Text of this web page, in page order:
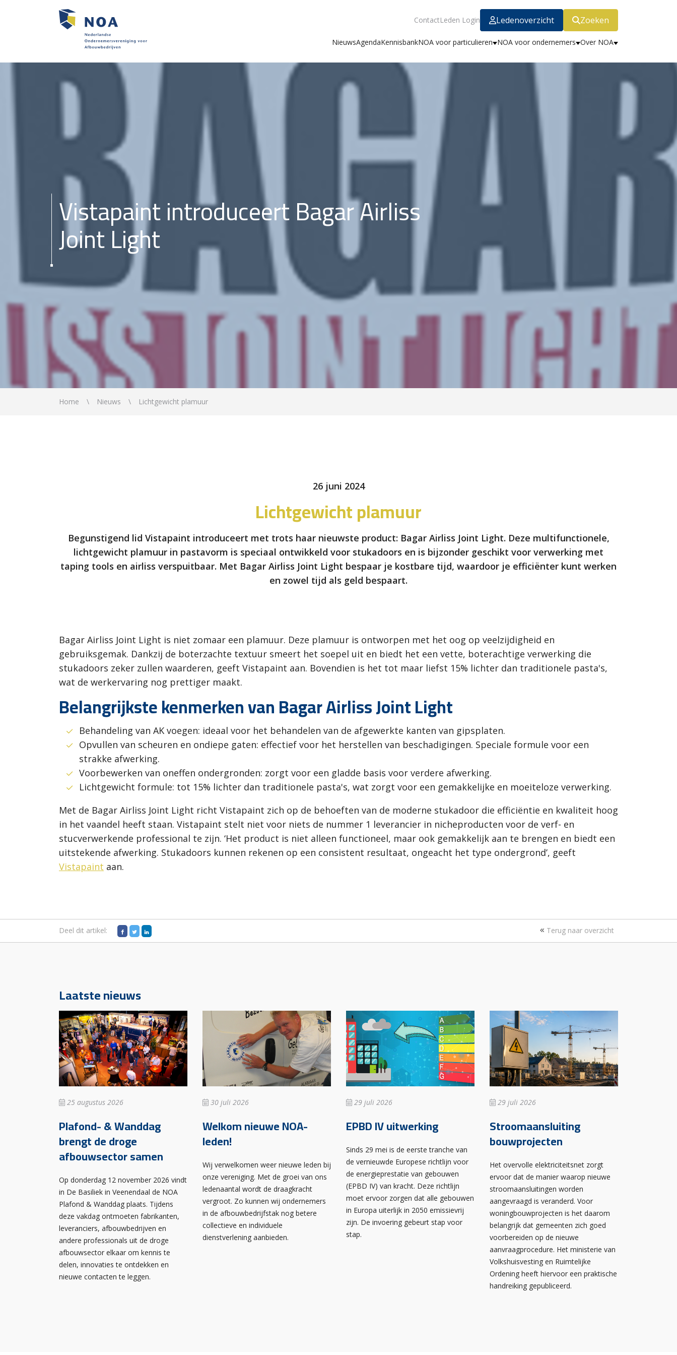
ContactLeden Login Ledenoverzicht Zoeken
NieuwsAgendaKennisbankNOA voor particulieren NOA voor ondernemers Over NOA
Vistapaint introduceert Bagar Airliss
Joint Light
Home Nieuws Lichtgewicht plamuur
26 juni 2024
Lichtgewicht plamuur
Begunstigend lid Vistapaint introduceert met trots haar nieuwste product: Bagar Airliss Joint Light. Deze multifunctionele,
lichtgewicht plamuur in pastavorm is speciaal ontwikkeld voor stukadoors en is bijzonder geschikt voor verwerking met
taping tools en airliss verspuitbaar. Met Bagar Airliss Joint Light bespaar je kostbare tijd, waardoor je efficiënter kunt werken
en zowel tijd als geld bespaart.
Bagar Airliss Joint Light is niet zomaar een plamuur. Deze plamuur is ontworpen met het oog op veelzijdigheid en
gebruiksgemak. Dankzij de boterzachte textuur smeert het soepel uit en biedt het een vette, boterachtige verwerking die
stukadoors zeker zullen waarderen, geeft Vistapaint aan. Bovendien is het tot maar liefst 15% lichter dan traditionele pasta's,
wat de werkervaring nog prettiger maakt.
Belangrijkste kenmerken van Bagar Airliss Joint Light
Behandeling van AK voegen: ideaal voor het behandelen van de afgewerkte kanten van gipsplaten.
Opvullen van scheuren en ondiepe gaten: effectief voor het herstellen van beschadigingen. Speciale formule voor een
strakke afwerking.
Voorbewerken van oneffen ondergronden: zorgt voor een gladde basis voor verdere afwerking.
Lichtgewicht formule: tot 15% lichter dan traditionele pasta's, wat zorgt voor een gemakkelijke en moeiteloze verwerking.
Met de Bagar Airliss Joint Light richt Vistapaint zich op de behoeften van de moderne stukadoor die efficiëntie en kwaliteit hoog
in het vaandel heeft staan. Vistapaint stelt niet voor niets de nummer 1 leverancier in nicheproducten voor de verf- en
stucverwerkende professional te zijn. ‘Het product is niet alleen functioneel, maar ook gemakkelijk aan te brengen en biedt een
uitstekende afwerking. Stukadoors kunnen rekenen op een consistent resultaat, ongeacht het type ondergrond’, geeft
Vistapaint aan.
Deel dit artikel: Terug naar overzicht
Laatste nieuws
25 augustus 2026
Plafond- & Wanddag
brengt de droge
afbouwsector samen
Op donderdag 12 november 2026 vindt
in De Basiliek in Veenendaal de NOA
Plafond & Wanddag plaats. Tijdens
deze vakdag ontmoeten fabrikanten,
leveranciers, afbouwbedrijven en
andere professionals uit de droge
afbouwsector elkaar om kennis te
delen, innovaties te ontdekken en
nieuwe contacten te leggen.
30 juli 2026
Welkom nieuwe NOA-
leden!
Wij verwelkomen weer nieuwe leden bij
onze vereniging. Met de groei van ons
ledenaantal wordt de draagkracht
vergroot. Zo kunnen wij ondernemers
in de afbouwbedrijfstak nog betere
collectieve en individuele
dienstverlening aanbieden.
29 juli 2026
EPBD IV uitwerking
Sinds 29 mei is de eerste tranche van
de vernieuwde Europese richtlijn voor
de energieprestatie van gebouwen
(EPBD IV) van kracht. Deze richtlijn
moet ervoor zorgen dat alle gebouwen
in Europa uiterlijk in 2050 emissievrij
zijn. De invoering gebeurt stap voor
stap.
29 juli 2026
Stroomaansluiting
bouwprojecten
Het overvolle elektriciteitsnet zorgt
ervoor dat de manier waarop nieuwe
stroomaansluitingen worden
aangevraagd is veranderd. Voor
woningbouwprojecten is het daarom
belangrijk dat gemeenten zich goed
voorbereiden op de nieuwe
aanvraagprocedure. Het ministerie van
Volkshuisvesting en Ruimtelijke
Ordening heeft hiervoor een praktische
handreiking gepubliceerd.